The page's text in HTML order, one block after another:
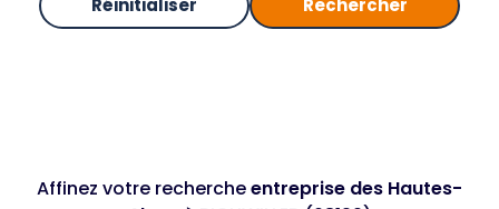
Réinitialiser Rechercher
Affinez votre rechercheentreprise des Hautes-